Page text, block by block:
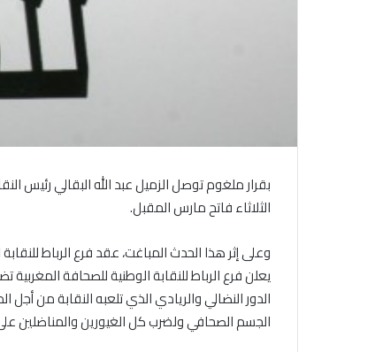
بقرار ملغوم توصل الزميل عبد الله البقالي رئيس
الثلاثاء فاتح مارس المقبل.
يعلن فرع الرباط للنقابة الوطنية للصحافة
الدور النضالي والريادي الذي تلعبه النقابة من أجل
الجسم الصحافي ولضرب كل الغيورين والمناضلين